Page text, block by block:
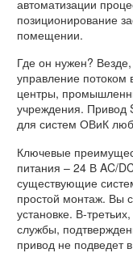
автоматизации
позиционирование
помещении.
Где он нужен? Везде,
управление потоком
центры,
учреждения. Привод
для систем ОВиК
Ключевые
питания – 24 В AC/
существующие
простой монтаж. Вы
установке. В-
службы,
привод не подведет